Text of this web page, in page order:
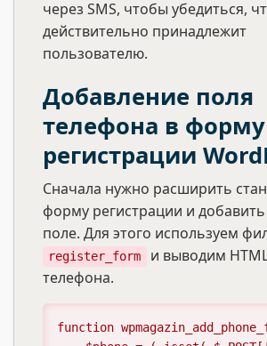
через SMS, чтобы убедиться,
действительно принадлежит
пользователю.
Добавление поля
телефона в форму
регистрации
Сначала нужно расширить
форму регистрации и
поле. Для этого используем
register_form
и выводим
телефона.
function